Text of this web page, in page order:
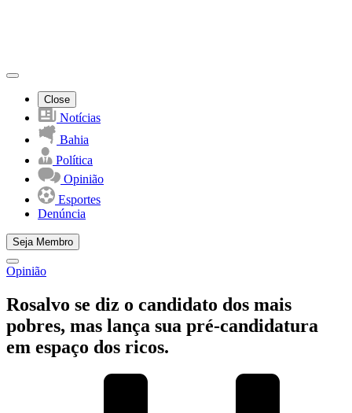
Close
Notícias
Bahia
Política
Opinião
Esportes
Denúncia
Seja Membro
Opinião
Rosalvo se diz o candidato dos mais
pobres, mas lança sua pré-candidatura
em espaço dos ricos.